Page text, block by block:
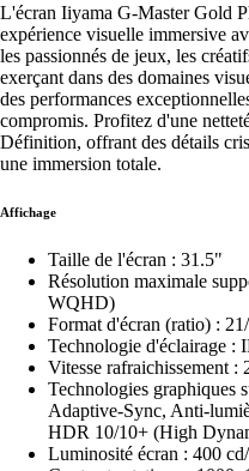
L'écran Iiyama G-Master Gold
expérience visuelle immersive
les passionnés de jeux, les
exerçant dans des domaines
des performances
compromis. Profitez d'une
Définition, offrant des détails
une immersion totale.
Affichage
Taille de l'écran : 31.5"
Résolution maximale
WQHD)
Format d'écran (ratio) :
Technologie d'éclairage :
Vitesse rafraichissement :
Technologies graphiques
Adaptive-Sync, Anti-
HDR 10/10+ (High
Luminosité écran : 400